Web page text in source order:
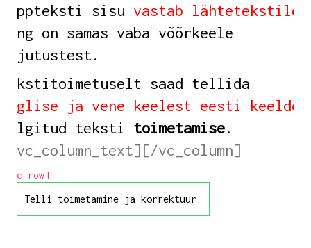
lõppteksti sisu vastab lähtetekstile
ning on samas vaba võõrkeele
mõjutustest.
Tekstitoimetuselt saad tellida
inglise ja vene keelest eesti keelde
tõlgitud teksti toimetamise.
[/vc_column_text][/vc_column]
[/vc_row]
Telli toimetamine ja korrektuur